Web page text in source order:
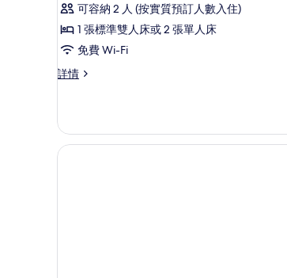
客
房,
城
市
相
片
可容納 2 人 (按實質預訂人數入住)
1 張標準雙人床或 2 張單人床
免費 Wi-Fi
詳情
舒
城
市
景